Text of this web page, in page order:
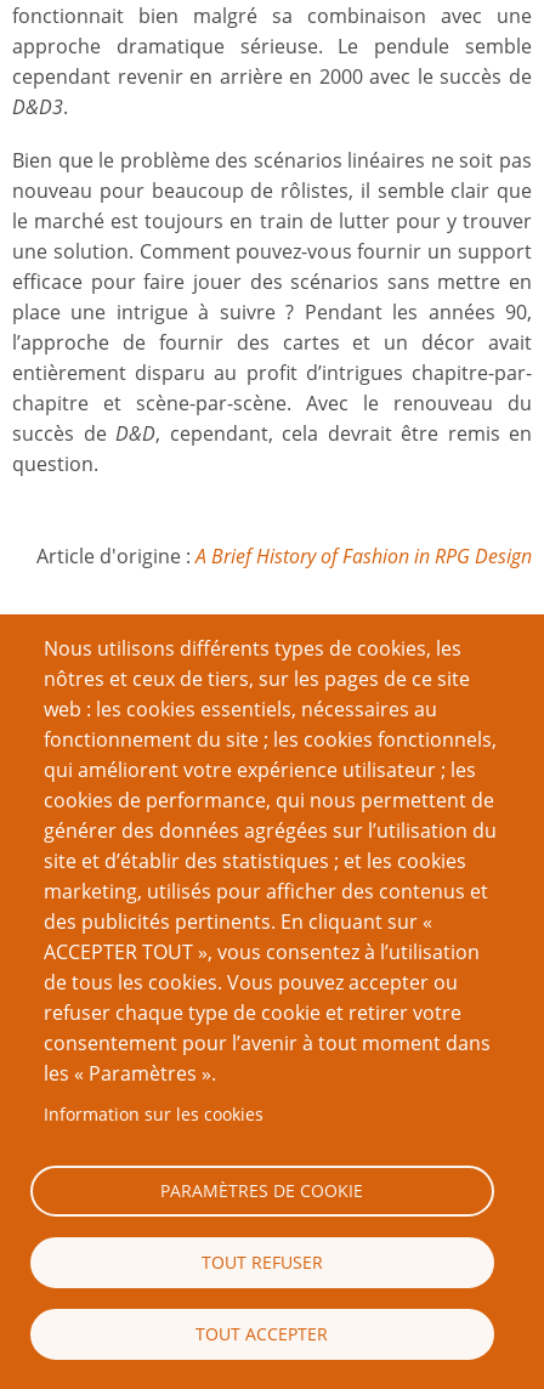
fonctionnait bien malgré sa combinaison avec une
approche dramatique sérieuse. Le pendule semble
cependant revenir en arrière en 2000 avec le succès de
D&D3.
Bien que le problème des scénarios linéaires ne soit pas
nouveau pour beaucoup de rôlistes, il semble clair que
le marché est toujours en train de lutter pour y trouver
une solution. Comment pouvez-vous fournir un support
efficace pour faire jouer des scénarios sans mettre en
place une intrigue à suivre ? Pendant les années 90,
l’approche de fournir des cartes et un décor avait
entièrement disparu au profit d’intrigues chapitre-par-
chapitre et scène-par-scène. Avec le renouveau du
succès de D&D, cependant, cela devrait être remis en
question.
Article d'origine :A Brief History of Fashion in RPG Design
No votes yet
Catégorie
Histoire et perception du jeu de rôle
Auteur.ice.s
John H. Kim
Nom du site d'Origine
John H. Kim Roleplaying Page
Traducteur.ice.s
Pierre Carmody
System.Sa biographie sur le GROG[Retour]
NdT : Souvenez-vous des scénarios de l'Appel "Porte-TOC-Indice" des
années 80: "Bureau - Jet de TOC. S'il réussit : photo de la victime avec le
tigre qu'il vient de tuer. Salon - si TOC réussi : il manque un trophée au
mur. Bibliothèque - réussite au jet de TOC : un livre de sorts sur le rappel
à la vie des animaux..."[Retour]
Nous utilisons différents types de cookies, les
nôtres et ceux de tiers, sur les pages de ce site
web : les cookies essentiels, nécessaires au
fonctionnement du site ; les cookies fonctionnels,
qui améliorent votre expérience utilisateur ; les
cookies de performance, qui nous permettent de
générer des données agrégées sur l’utilisation du
site et d’établir des statistiques ; et les cookies
marketing, utilisés pour afficher des contenus et
des publicités pertinents. En cliquant sur «
ACCEPTER TOUT », vous consentez à l’utilisation
de tous les cookies. Vous pouvez accepter ou
refuser chaque type de cookie et retirer votre
consentement pour l’avenir à tout moment dans
les « Paramètres ».
Information sur les cookies
PARAMÈTRES DE COOKIE
TOUT REFUSER
TOUT ACCEPTER